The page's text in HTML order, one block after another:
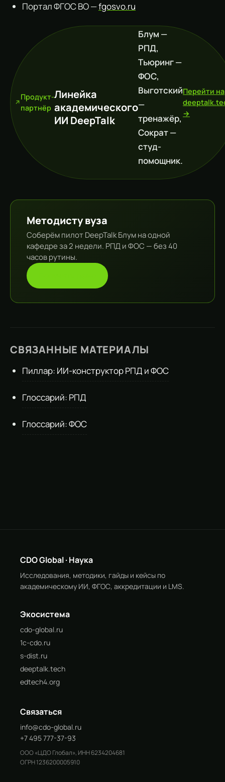
Портал ФГОС ВО —fgosvo.ru
Продукт-
партнёр
Линейка
академического
ИИ DeepTalk
Блум —
РПД,
Тьюринг —
ФОС,
Выготский
—
тренажёр,
Сократ —
студ-
помощник.
Перейти на
→
Методисту вуза
Соберём пилот DeepTalk Блум на одной
кафедре за 2 недели. РПД и ФОС — без 40
часов рутины.
СВЯЗАННЫЕ МАТЕРИАЛЫ
Пиллар: ИИ-конструктор РПД и ФОС
Глоссарий: РПД
Глоссарий: ФОС
CDO Global · Наука
Исследования, методики, гайды и кейсы по
академическому ИИ, ФГОС, аккредитации и LMS.
Экосистема
cdo-global.ru
1c-cdo.ru
s-dist.ru
deeptalk.tech
edtech4.org
Связаться
info@cdo-global.ru
+7 495 777-37-93
ООО «ЦДО Глобал», ИНН 6234204681
ОГРН 1236200005910